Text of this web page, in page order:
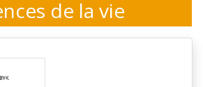
de la vie